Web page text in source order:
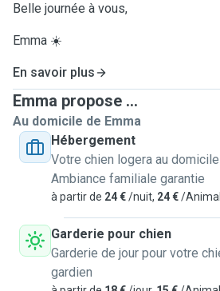
Belle journée à vous,
Emma ☀️
En savoir plus
Emma propose ...
Au domicile de Emma
Hébergement
Votre chien logera au
Ambiance familiale garantie
à partir de 24 €/nuit, 24 €/
Garderie pour chien
Garderie de jour pour votre
gardien